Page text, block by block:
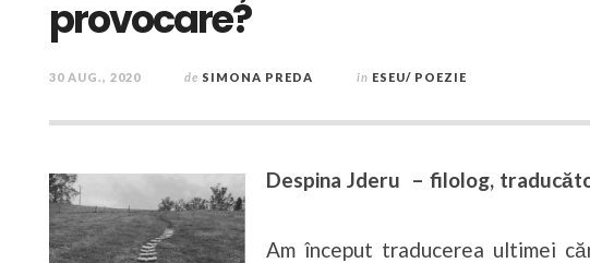
provocare?
30 AUG., 2020 de SIMONA PREDA în ESEU/ POEZIE
Despina Jderu – filolog,
Am început traducerea ultimei